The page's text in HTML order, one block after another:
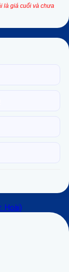
là giá cuối và chưa
Hoài)